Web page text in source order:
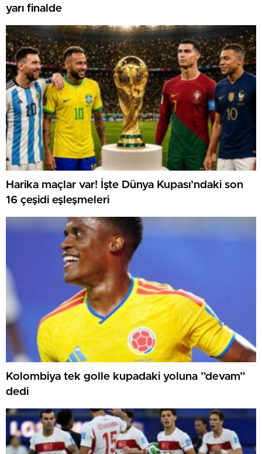
yarı finalde
Harika maçlar var! İşte Dünya Kupası’ndaki son
16 çeşidi eşleşmeleri
Kolombiya tek golle kupadaki yoluna ”devam”
dedi